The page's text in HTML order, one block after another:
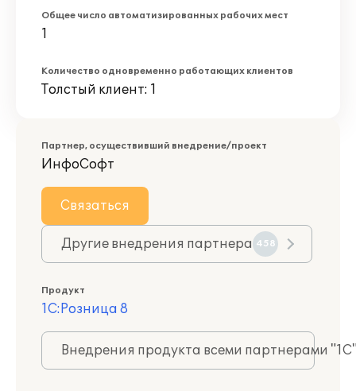
Общее число автоматизированных рабочих мест
1
Количество одновременно работающих клиентов
Толстый клиент: 1
Партнер, осуществивший внедрение/проект
ИнфоСофт
Связаться
Другие внедрения партнера 458
Продукт
1С:Розница 8
Внедрения продукта всеми партнерами